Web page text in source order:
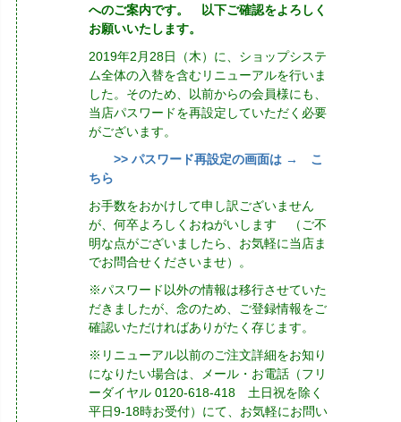
へのご案内です。 以下ご確認をよろしく
お願いいたします。
2019年2月28日（木）に、ショップシステ
ム全体の入替を含むリニューアルを行いま
した。そのため、以前からの会員様にも、
当店パスワードを再設定していただく必要
がございます。
>> パスワード再設定の画面は → こ
ちら
お手数をおかけして申し訳ございません
が、何卒よろしくおねがいします （ご不
明な点がございましたら、お気軽に当店ま
でお問合せくださいませ）。
※パスワード以外の情報は移行させていた
だきましたが、念のため、ご登録情報をご
確認いただければありがたく存じます。
※リニューアル以前のご注文詳細をお知り
になりたい場合は、メール・お電話（フリ
ーダイヤル 0120-618-418 土日祝を除く
平日9-18時お受付）にて、お気軽にお問い